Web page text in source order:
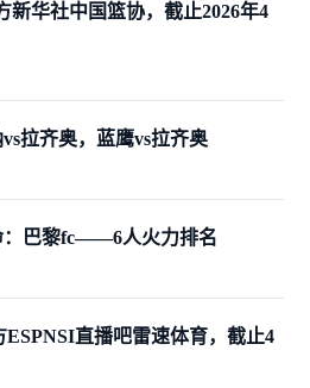
新华社中国篮协，截止2026年4
拉齐奥，蓝鹰vs拉齐奥
：巴黎fc——6人火力排名
直播吧雷速体育，截止4